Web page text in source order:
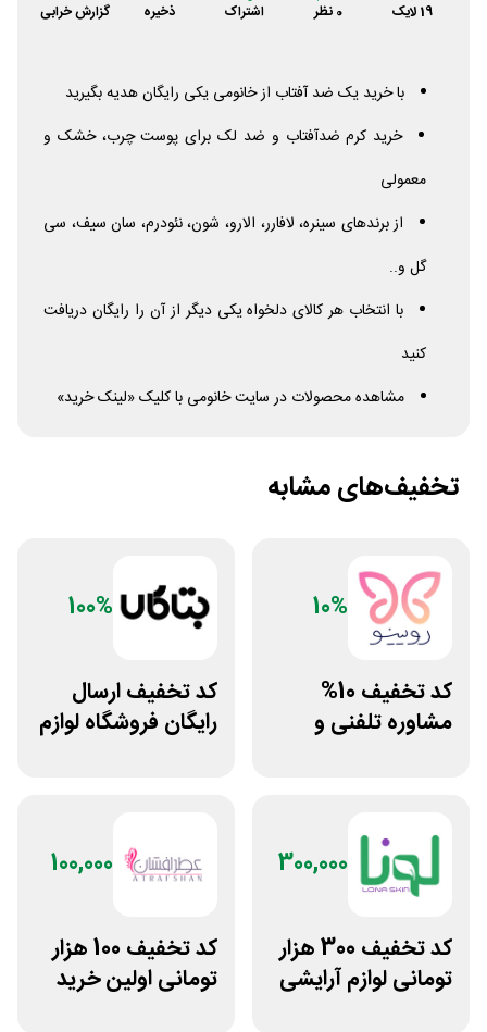
19 لایک 0 نظر اشتراک ذخیره گزارش خرابی
با خرید یک ضد آفتاب از خانومی یکی رایگان هدیه بگیرید
خرید کرم ضدآفتاب و ضد لک برای پوست چرب، خشک و
معمولی
از برندهای سینره، لافارر، الارو، شون، نئودرم، سان سیف، سی
گل و..
با انتخاب هر کالای دلخواه یکی دیگر از آن را رایگان دریافت
کنید
مشاهده محصولات در سایت خانومی با کلیک «لینک خرید»
تخفیف‌های مشابه
10%
کد تخفیف 10%
مشاوره تلفنی و
100%
کد تخفیف ارسال
رایگان فروشگاه لوازم
300,000
کد تخفیف 300 هزار
تومانی لوازم آرایشی
100,000
کد تخفیف 100 هزار
تومانی اولین خرید